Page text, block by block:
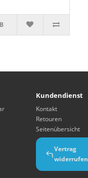
Kundendienst
Kontakt
Retouren
Seitenübersicht
Vertrag
widerrufen